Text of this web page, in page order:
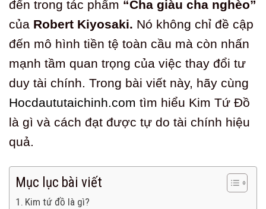
đến trong tác phẩm “Cha giàu cha nghèo”
của Robert Kiyosaki. Nó không chỉ đề cập
đến mô hình tiền tệ toàn cầu mà còn nhấn
mạnh tầm quan trọng của việc thay đổi tư
duy tài chính. Trong bài viết này, hãy cùng
Hocdaututaichinh.com tìm hiểu Kim Tứ Đồ
là gì và cách đạt được tự do tài chính hiệu
quả.
Mục lục bài viết
Kim tứ đồ là gì?